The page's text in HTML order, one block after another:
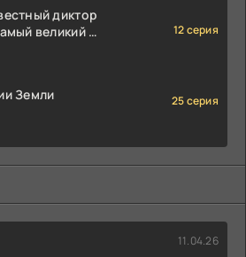
диктор
великий в
12 серия
Земли 25 серия
11.04.26